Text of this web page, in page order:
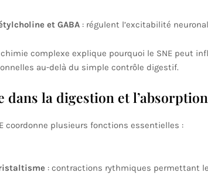
et GABA: régulent l’excitabilité
complexe explique pourquoi le SNE peut
au-delà du simple contrôle digestif.
dans la digestion et l’absorption
coordonne plusieurs fonctions essentielles :
: contractions rythmiques permettant